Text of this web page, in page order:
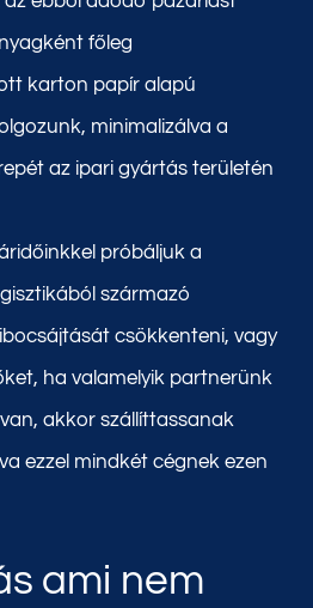
főleg
karton papír alapú
minimalizálva a
az ipari gyártás területén
próbáljuk a
származó
csökkenteni, vagy
ha valamelyik partnerünk
akkor szállíttassanak
ezzel mindkét cégnek ezen
ami nem